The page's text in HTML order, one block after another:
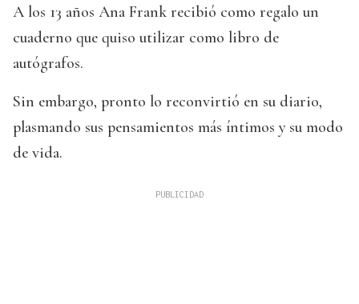
A los 13 años Ana Frank recibió como regalo un
cuaderno que quiso utilizar como libro de
autógrafos.
Sin embargo, pronto lo reconvirtió en su diario,
plasmando sus pensamientos más íntimos y su modo
de vida.